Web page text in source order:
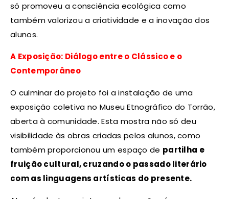
só promoveu a consciência ecológica como
também valorizou a criatividade e a inovação dos
alunos.
A Exposição: Diálogo entre o Clássico e o
Contemporâneo
O culminar do projeto foi a instalação de uma
exposição coletiva no Museu Etnográfico do Torrão,
aberta à comunidade. Esta mostra não só deu
visibilidade às obras criadas pelos alunos, como
também proporcionou um espaço de partilha e
fruição cultural, cruzando o passado literário
com as linguagens artísticas do presente.